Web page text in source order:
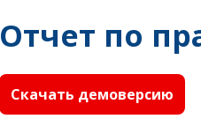
Отчет по
Скачать демоверсию